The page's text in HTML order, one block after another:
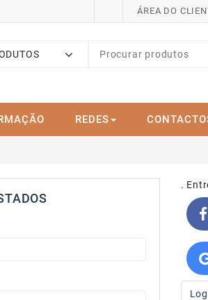
ÁREA DO
REDES
.